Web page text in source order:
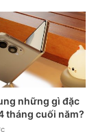
những gì đặc
tháng cuối năm?